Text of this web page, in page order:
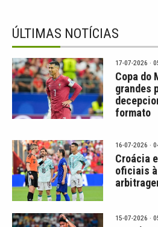
ÚLTIMAS NOTÍCIAS
17-07-2026 ·
Copa do
grandes
formato
16-07-2026 ·
Croácia
oficiais à
15-07-2026 ·